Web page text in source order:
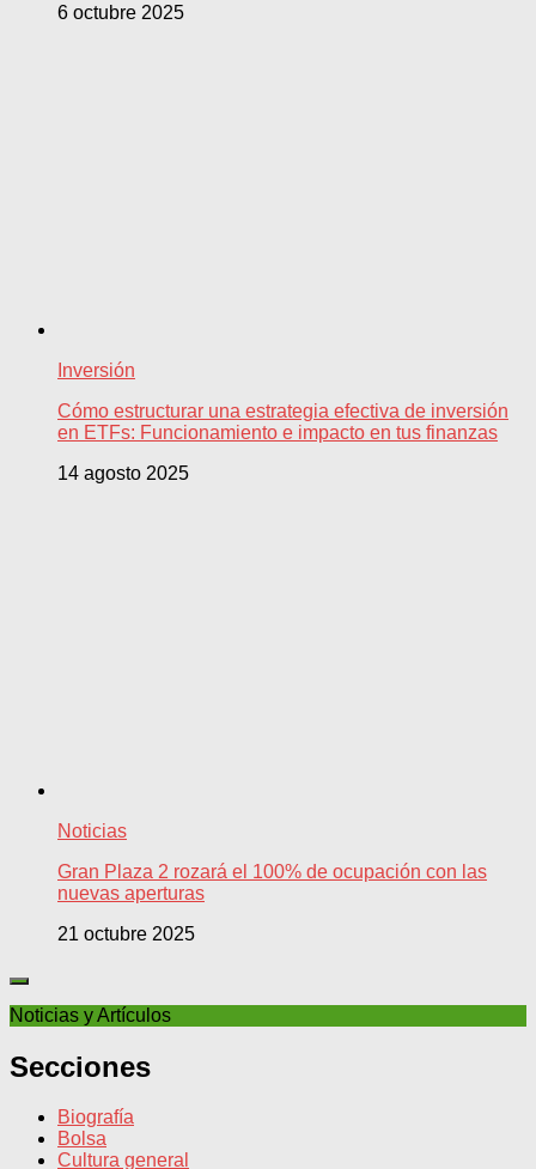
6 octubre 2025
Inversión
Cómo estructurar una estrategia efectiva de inversión
en ETFs: Funcionamiento e impacto en tus finanzas
14 agosto 2025
Noticias
Gran Plaza 2 rozará el 100% de ocupación con las
nuevas aperturas
21 octubre 2025
Noticias y Artículos
Secciones
Biografía
Bolsa
Cultura general